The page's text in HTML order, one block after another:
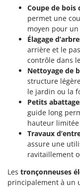
MCH
Michelin
Mille
Minox
Mockmill
More than
MOSA
MOVA
Mowox
MTD
N
New O.M.R.A.
Coupe de bois
permet une
moyen pour
Élagage
arrière et le
contrôle dans
Nettoyage de
structure
le jardin ou la
Petits
guide long
hauteur limitée
Travaux
assure une
ravitaillement
Les tronçonneuses
principalement à un